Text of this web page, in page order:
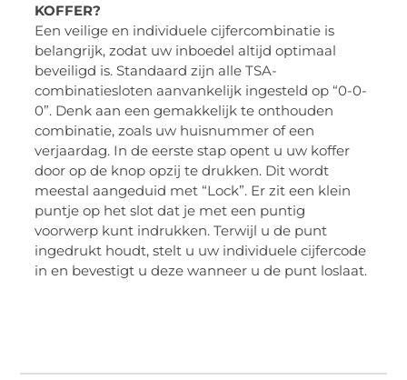
KOFFER?
Een veilige en individuele cijfercombinatie is
belangrijk, zodat uw inboedel altijd optimaal
beveiligd is. Standaard zijn alle TSA-
combinatiesloten aanvankelijk ingesteld op “0-0-
0”. Denk aan een gemakkelijk te onthouden
combinatie, zoals uw huisnummer of een
verjaardag. In de eerste stap opent u uw koffer
door op de knop opzij te drukken. Dit wordt
meestal aangeduid met “Lock”. Er zit een klein
puntje op het slot dat je met een puntig
voorwerp kunt indrukken. Terwijl u de punt
ingedrukt houdt, stelt u uw individuele cijfercode
in en bevestigt u deze wanneer u de punt loslaat.